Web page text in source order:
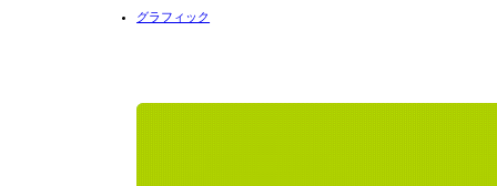
グラフィック